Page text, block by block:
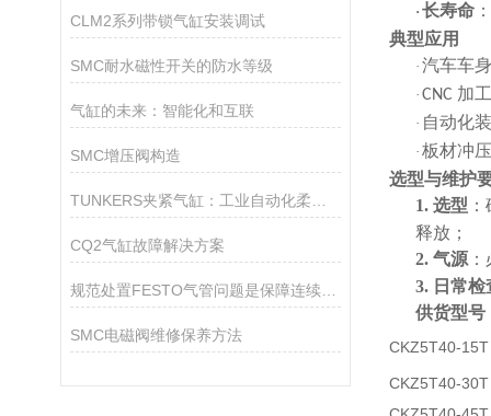
CLM2系列带锁气缸安装调试
SMC耐水磁性开关的防水等级
气缸的未来：智能化和互联
SMC增压阀构造
CQ2气缸故障解决方案
规范处置FESTO气管问题是保障连续供气的关键
SMC电磁阀维修保养方法
· 长寿命
典型应用
· 汽车车
· CNC 加
· 自动化
· 板材冲
选型与维护
1. 选型
释放；
2. 气源
3. 日常检
供货型号
CKZ5T40-15T
CKZ5T40-30T